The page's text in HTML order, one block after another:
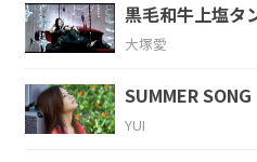
消えてゆく 消
Am Bm
黒毛和牛上塩タ
大塚愛
SUMMER SONG
YUI